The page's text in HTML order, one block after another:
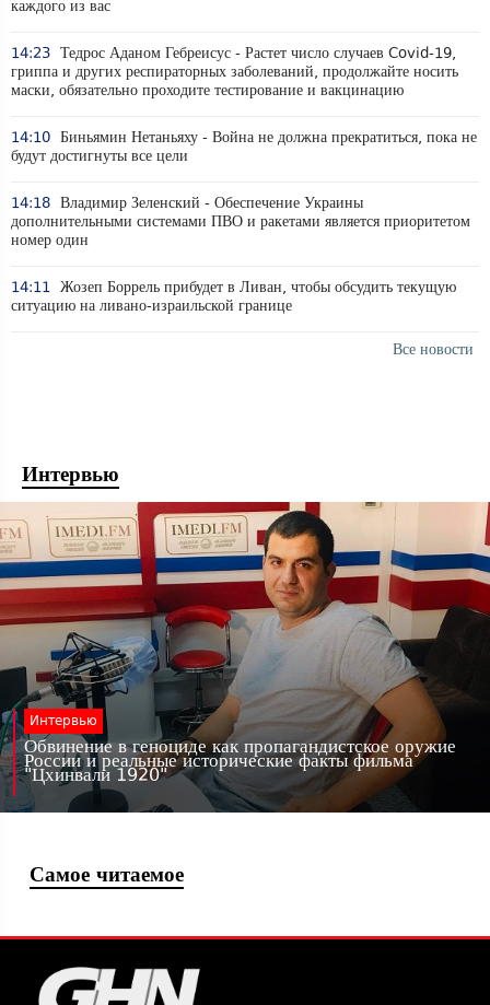
каждого из вас
14:23 Тедрос Аданом Гебреисус - Растет число случаев Covid-19,
гриппа и других респираторных заболеваний, продолжайте носить
маски, обязательно проходите тестирование и вакцинацию
14:10 Биньямин Нетаньяху - Война не должна прекратиться, пока не
будут достигнуты все цели
14:18 Владимир Зеленский - Обеспечение Украины
дополнительными системами ПВО и ракетами является приоритетом
номер один
14:11
Жозеп Боррель прибудет в Ливан, чтобы обсудить текущую
ситуацию на ливано-израильской границе
Все новости
Интервью
Интервью
Обвинение в геноциде как пропагандистское оружие
России и реальные исторические факты фильма
"Цхинвали 1920"
Самое читаемое